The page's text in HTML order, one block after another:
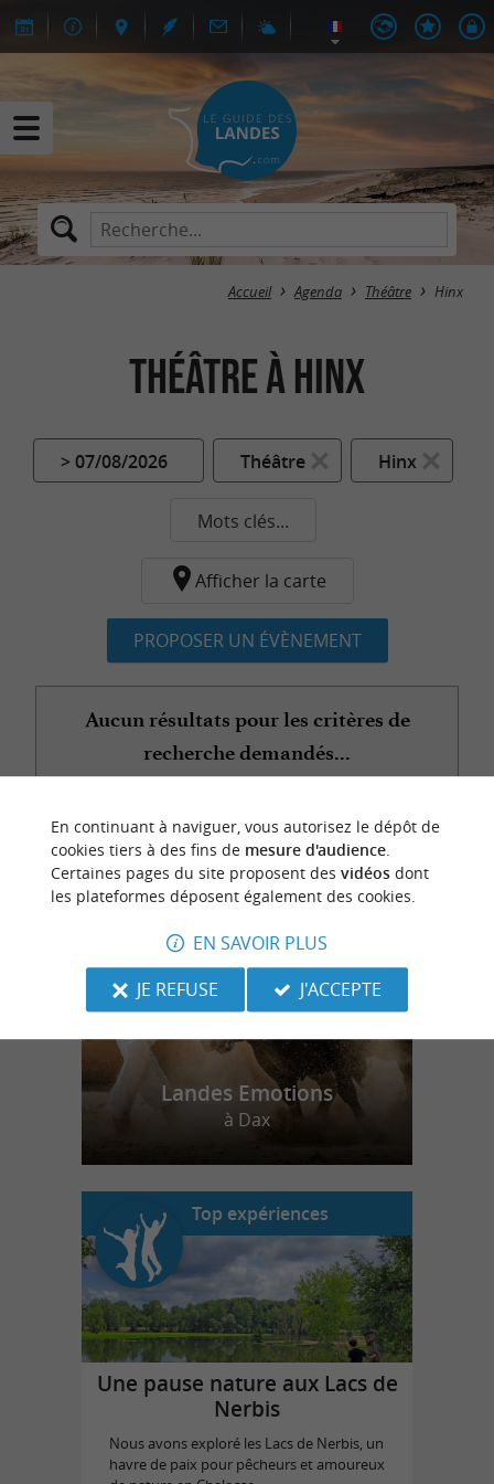
Accueil Agenda Théâtre Hinx
Théâtre à Hinx
> 07/08/2026 Théâtre Hinx
Mots clés...
Afficher la carte
PROPOSER UN ÉVÈNEMENT
Aucun résultats pour les critères de
recherche demandés...
n
o
t
r
e
c
o
u
p
d
e
c
o
e
u
r
Landes Emotions
à Dax
Top expériences
Une pause nature aux Lacs de
Nerbis
Nous avons exploré les Lacs de Nerbis, un
havre de paix pour pêcheurs et amoureux
En continuant à naviguer, vous autorisez le dépôt de
cookies tiers à des fins de mesure d'audience.
Certaines pages du site proposent des vidéosdont
les plateformes déposent également des cookies.
EN SAVOIR PLUS
JE REFUSE
J'ACCEPTE